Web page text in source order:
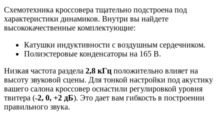
Схемотехника кроссовера тщательно подстроена под
характеристики динамиков. Внутри вы найдете
высококачественные комплектующие:
Катушки индуктивности с воздушным сердечником.
Полиэстеровые конденсаторы на 165 В.
Низкая частота раздела 2,8 кГц положительно влияет на
высоту звуковой сцены. Для тонкой настройки под акустику
вашего салона кроссовер оснастили регулировкой уровня
твитера (-2, 0, +2 дБ). Это дает вам гибкость в построении
правильного звука.